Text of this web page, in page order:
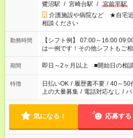
鷺沼駅 / 宮崎台駅 / 宮前平駅
介護施設や病院など ★自宅
相談ください
勤務時間
【シフト例】 07:00～16:00 09:00
は一例です！その他シフトもご相
期間 即日～2ヶ月以上 ■開始日の相談
特徴 日払いOK / 履歴書不要 / 40～50
上の大量募集 / 電話対応なし /
気になる！ 応募する